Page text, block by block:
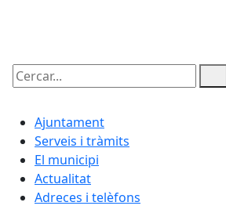
Cercar:
Ajuntament
Serveis i tràmits
El municipi
Actualitat
Adreces i telèfons